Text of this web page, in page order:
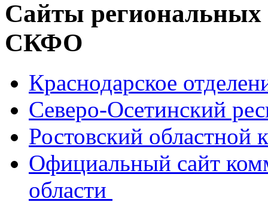
Сайты
СКФО
Краснодарское
Северо-Осетинский
Ростовский
Официальный сайт
области